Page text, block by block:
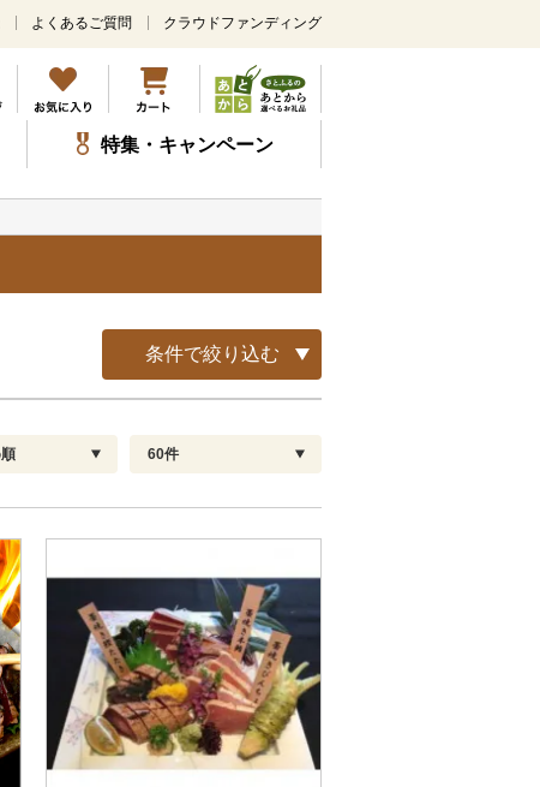
メ
ン
コ
ン
テ
ツ
ッ
よくあるご質問 クラウドファンディング
特集・キャンペーン
条件で絞り込む
配送指定 解除
お届け日時指定可
お届け時間帯指定可
その他 解除
さとふる限定のお礼品
定期便
さとふるアプリdeワンストップ申請
対象
数順
価順
高い順
低い順
60件
60
120